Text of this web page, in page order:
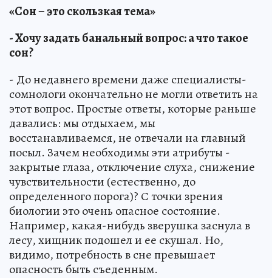
«Сон – это скользкая тема»
- Хочу задать банальный вопрос: а что такое
сон?
- До недавнего времени даже специалисты-
сомнологи окончательно не могли ответить на
этот вопрос. Простые ответы, которые раньше
давались: мы отдыхаем, мы
восстанавливаемся, не отвечали на главный
посыл. Зачем необходимы эти атрибуты -
закрытые глаза, отключение слуха, снижение
чувствительности (естественно, до
определенного порога)? С точки зрения
биологии это очень опасное состояние.
Например, какая-нибудь зверушка заснула в
лесу, хищник подошел и ее скушал. Но,
видимо, потребность в сне превышает
опасность быть съеденным.